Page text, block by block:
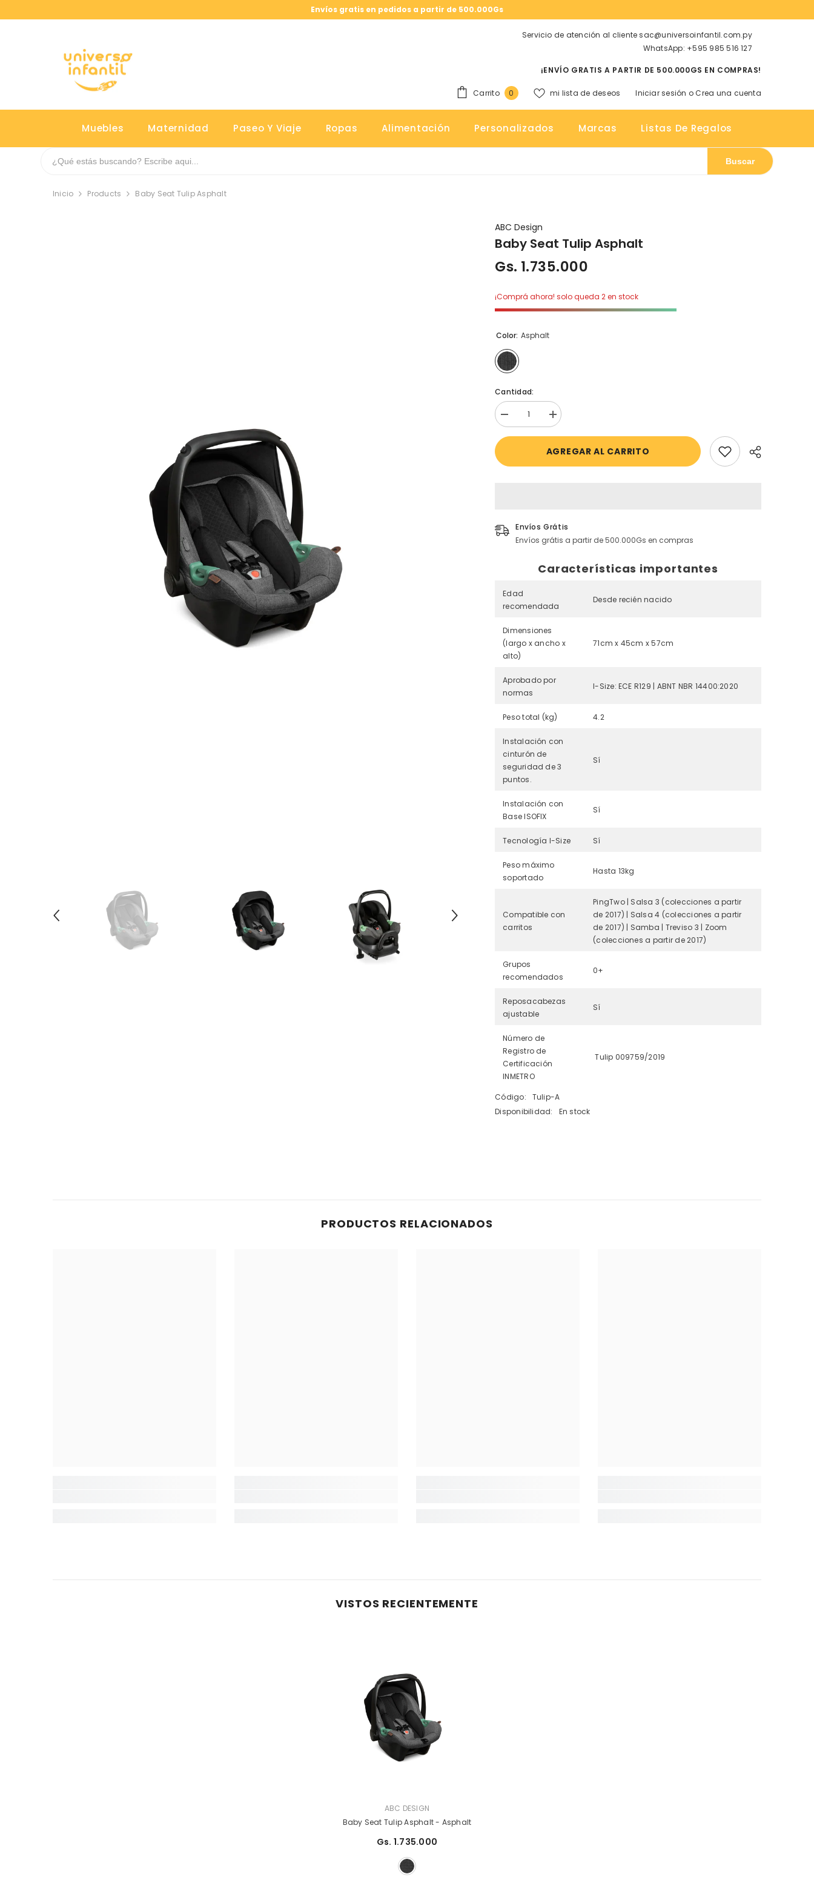
Envíos gratis en pedidos a partir de 500.000Gs
Servicio de atención al cliente sac@universoinfantil.com.py
WhatsApp: +595 985 516 127
¡ENVÍO GRATIS A PARTIR DE 500.000GS EN COMPRAS!
Carrito 0 0
mi lista de deseos Iniciar sesión oCrea una cuenta
Muebles Maternidad Paseo Y Viaje Ropas Alimentación Personalizados Marcas Listas De Regalos
Buscar
Inicio Products Baby Seat Tulip Asphalt
ABC Design
Baby Seat Tulip Asphalt
Gs. 1.735.000
¡Comprá ahora! solo queda 2 en stock
Color: Asphalt
Cantidad:
Disminuir
cantidad
para
Tulip
aumentar
la
cantidad
Baby
AGREGAR AL CARRITO
Envíos Grátis
Envíos grátis a partir de 500.000Gs en compras
Características importantes
Edad
recomendada
Desde recién nacido
Dimensiones
(largo x ancho x
alto)
71cm x 45cm x 57cm
Aprobado por
normas
I-Size: ECE R129 | ABNT NBR 14400:2020
Peso total (kg) 4.2
Instalación con
cinturón de
seguridad de 3
puntos.
Sí
Instalación con
Base ISOFIX
Sí
Tecnología I-Size Sí
Peso máximo
soportado
Hasta 13kg
Compatible con
carritos
PingTwo | Salsa 3 (colecciones a partir
de 2017) | Salsa 4 (colecciones a partir
de 2017) | Samba | Treviso 3 | Zoom
(colecciones a partir de 2017)
Grupos
recomendados
0+
Reposacabezas
ajustable
Sí
Número de
Registro de
Certificación
INMETRO
Tulip 009759/2019
Código:
Tulip-A
Disponibilidad:
En stock
PRODUCTOS RELACIONADOS
VISTOS RECIENTEMENTE
ABC DESIGN
Baby Seat Tulip Asphalt- Asphalt
Gs. 1.735.000